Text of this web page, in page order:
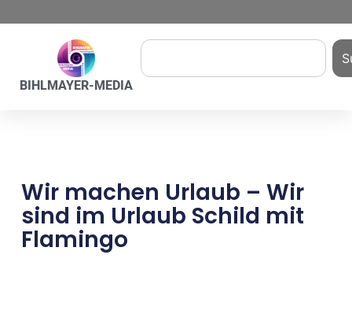
BIHLMAYER-MEDIA
Wir machen Urlaub – Wir
sind im Urlaub Schild mit
Flamingo